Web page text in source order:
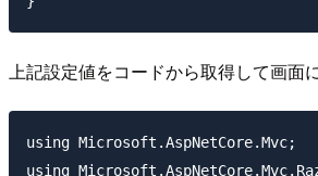
上記設定値をコードから取得して画面
using Microsoft.AspNetCore.Mvc;
using